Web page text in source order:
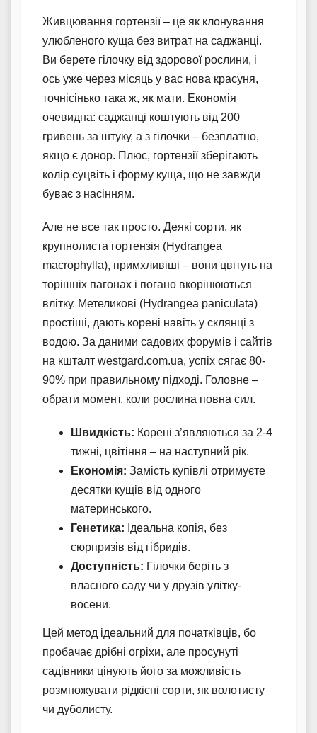
Живцювання гортензії – це як клонування
улюбленого куща без витрат на саджанці.
Ви берете гілочку від здорової рослини, і
ось уже через місяць у вас нова красуня,
точнісінько така ж, як мати. Економія
очевидна: саджанці коштують від 200
гривень за штуку, а з гілочки – безплатно,
якщо є донор. Плюс, гортензії зберігають
колір суцвіть і форму куща, що не завжди
буває з насінням.
Але не все так просто. Деякі сорти, як
крупнолиста гортензія (Hydrangea
macrophylla), примхливіші – вони цвітуть на
торішніх пагонах і погано вкорінюються
влітку. Метеликові (Hydrangea paniculata)
простіші, дають корені навіть у склянці з
водою. За даними садових форумів і сайтів
на кшталт westgard.com.ua, успіх сягає 80-
90% при правильному підході. Головне –
обрати момент, коли рослина повна сил.
Швидкість: Корені з’являються за 2-4
тижні, цвітіння – на наступний рік.
Економія: Замість купівлі отримуєте
десятки кущів від одного
материнського.
Генетика: Ідеальна копія, без
сюрпризів від гібридів.
Доступність: Гілочки беріть з
власного саду чи у друзів улітку-
восени.
Цей метод ідеальний для початківців, бо
пробачає дрібні огріхи, але просунуті
садівники цінують його за можливість
розмножувати рідкісні сорти, як волотисту
чи дуболисту.